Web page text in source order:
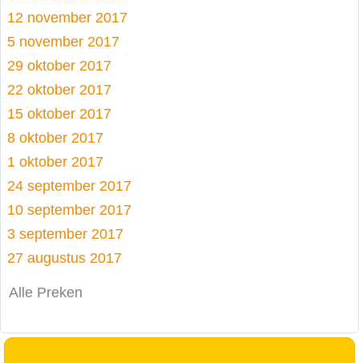
12 november 2017
5 november 2017
29 oktober 2017
22 oktober 2017
15 oktober 2017
8 oktober 2017
1 oktober 2017
24 september 2017
10 september 2017
3 september 2017
27 augustus 2017
Alle Preken